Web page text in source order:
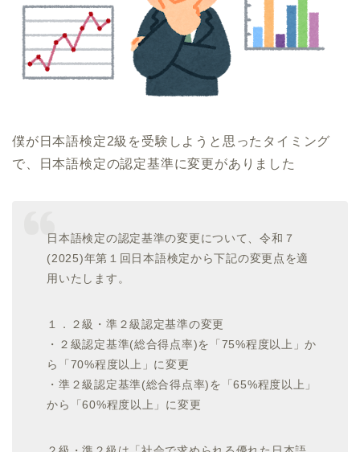
僕が日本語検定2級を受験しようと思ったタイミング
で、日本語検定の認定基準に変更がありました
日本語検定の認定基準の変更について、令和７
(2025)年第１回日本語検定から下記の変更点を適
用いたします。
１．２級・準２級認定基準の変更
・２級認定基準(総合得点率)を「75%程度以上」か
ら「70%程度以上」に変更
・準２級認定基準(総合得点率)を「65%程度以上」
から「60%程度以上」に変更